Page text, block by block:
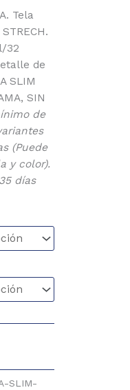
Tela
32
de
SLIM
SIN
de
(Puede
y color).
días
SLIM-